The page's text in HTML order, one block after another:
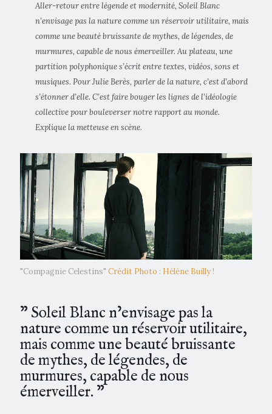
Aller-retour entre légende et modernité, Soleil Blanc
n’envisage pas la nature comme un réservoir utilitaire, mais
comme une beauté bruissante de mythes, de légendes, de
murmures, capable de nous émerveiller. Au plateau, une
partition polyphonique s’écrit entre textes, vidéos, sons et
musiques. Pour Julie Berès, parler de la nature, c’est d’abord
s’étonner d’elle. C’est faire bouger les lignes de l’idéologie
collective pour bouleverser notre rapport au monde.
Explique la metteuse en scène.
"Compagnie Celestins" Crédit Photo : Hélène Builly !
” Soleil Blanc n’envisage pas la
nature comme un réservoir utilitaire,
mais comme une beauté bruissante
de mythes, de légendes, de
murmures, capable de nous
émerveiller. ”